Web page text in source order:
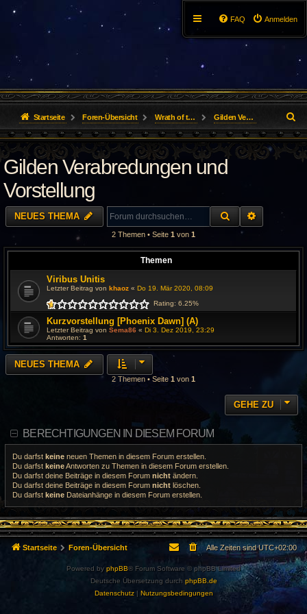
Anmelden
FAQ
Startseite Foren-Übersicht Wrath of the Lich King Gilden Verabredungen und Vorstellung
u
c
Gilden Verabredungen und
Vorstellung
NEUES THEMA SUCHE
2 Themen • Seite 1 von 1
Themen
Viribus Unitis
Letzter Beitrag von khaoz « Do 19. Mär 2020, 08:09
Rating: 6.25%
Kurzvorstellung [Phoenix Dawn] (A)
Letzter Beitrag von Sema86 « Di 3. Dez 2019, 23:29
Antworten: 1
NEUES THEMA
2 Themen • Seite 1 von 1
GEHE ZU
BERECHTIGUNGEN IN DIESEM FORUM
Du darfst keine neuen Themen in diesem Forum erstellen.
Du darfst keineAntworten zu Themen in diesem Forum erstellen.
Du darfst deine Beiträge in diesem Forum nicht ändern.
Du darfst deine Beiträge in diesem Forum nicht löschen.
Du darfst keine Dateianhänge in diesem Forum erstellen.
Startseite Foren-Übersicht Alle Zeiten sindUTC+02:00
Powered by phpBB® Forum Software © phpBB Limited
Deutsche Übersetzung durch phpBB.de
Datenschutz| Nutzungsbedingungen